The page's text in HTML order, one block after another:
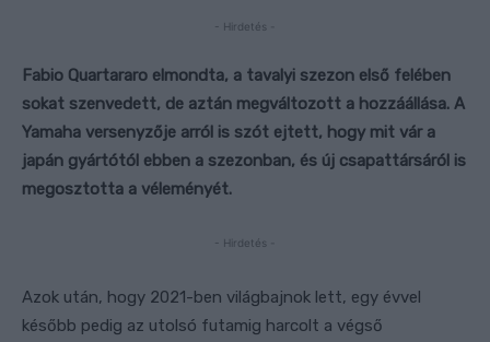
- Hirdetés -
Fabio Quartararo elmondta, a tavalyi szezon első felében
sokat szenvedett, de aztán megváltozott a hozzáállása. A
Yamaha versenyzője arról is szót ejtett, hogy mit vár a
japán gyártótól ebben a szezonban, és új csapattársáról is
megosztotta a véleményét.
- Hirdetés -
Azok után, hogy 2021-ben világbajnok lett, egy évvel
később pedig az utolsó futamig harcolt a végső